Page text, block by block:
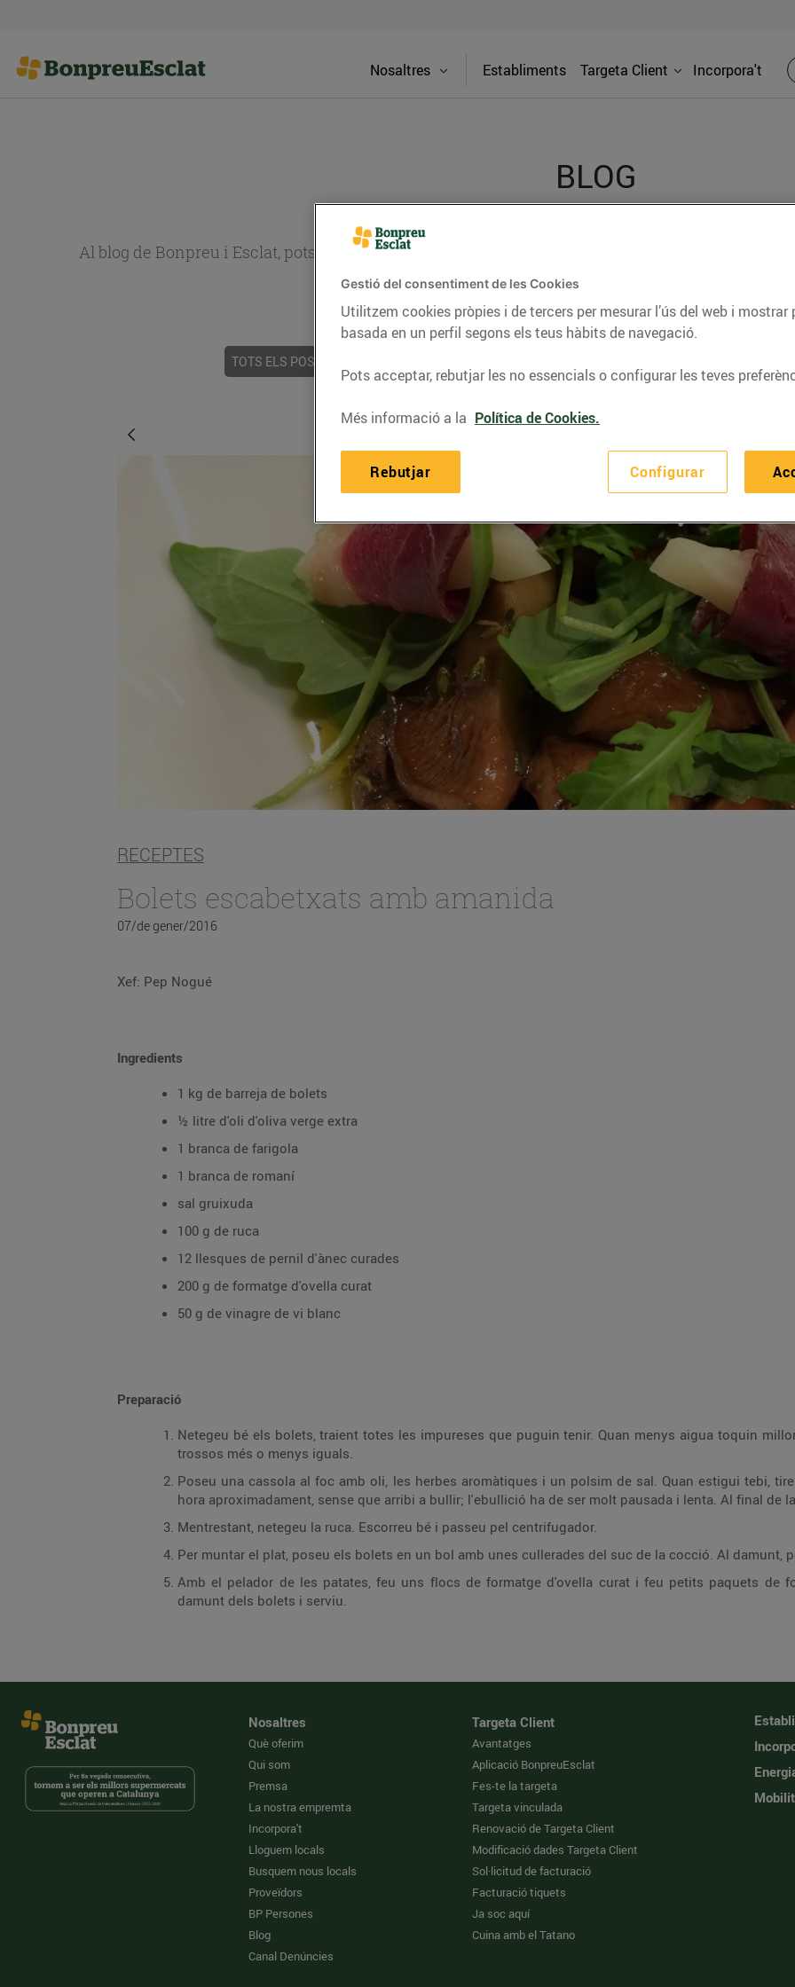
Nosaltres Establiments Targeta Client Incorpora't
BLOG
Al blog de Bonpreu i Esclat, pots trobar receptes, consells nutricionals, informació d’actualitat
del nostre territori i molts altres temes.
TOTS ELS POSTS
RECEPTES
Bolets escabetxats amb amanida
07/de gener/2016
Xef: Pep Nogué
Ingredients
1 kg de barreja de bolets
½ litre d'oli d'oliva verge extra
1 branca de farigola
1 branca de romaní
sal gruixuda
100 g de ruca
12 llesques de pernil d'ànec curades
200 g de formatge d'ovella curat
50 g de vinagre de vi blanc
Preparació
Netegeu bé els bolets, traient totes les impureses que puguin tenir. Quan menys aigua toquin
trossos més o menys iguals.
Poseu una cassola al foc amb oli, les herbes aromàtiques i un polsim de sal. Quan estigui tebi,
hora aproximadament, sense que arribi a bullir; l'ebullició ha de ser molt pausada i lenta. Al final de
Mentrestant, netegeu la ruca. Escorreu bé i passeu pel centrifugador.
Per muntar el plat, poseu els bolets en un bol amb unes cullerades del suc de la cocció. Al damunt,
Amb el pelador de les patates, feu uns flocs de formatge d'ovella curat i feu petits paquets de
damunt dels bolets i serviu.
Nosaltres
Què oferim
Qui som
Premsa
La nostra empremta
Incorpora't
Lloguem locals
Busquem nous locals
Proveïdors
BP Persones
Blog
Canal Denúncies
Targeta Client
Avantatges
Aplicació BonpreuEsclat
Fes-te la targeta
Targeta vinculada
Renovació de Targeta Client
Modificació dades Targeta Client
Sol·licitud de facturació
Facturació tiquets
Ja soc aquí
Cuina amb el Tatano
Gestió del consentiment de les Cookies
Utilitzem cookies pròpies i de tercers per mesurar l’ús del web i
basada en un perfil segons els teus hàbits de navegació.
Pots acceptar, rebutjar les no essencials o configurar les teves
Més informació a la Política de Cookies.
Configurar
Rebutjar